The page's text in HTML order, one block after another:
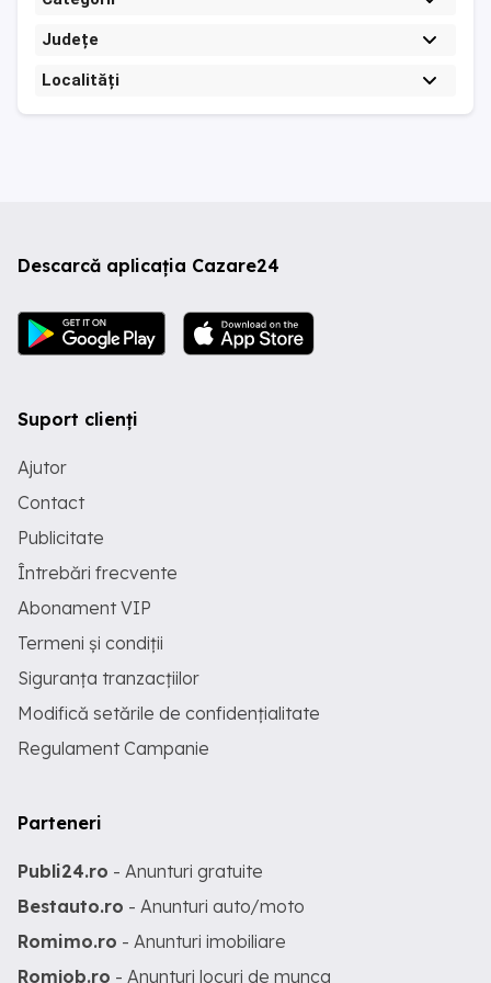
Județe
Localități
Descarcă aplicația Cazare24
Suport clienți
Ajutor
Contact
Publicitate
Întrebări frecvente
Abonament VIP
Termeni și condiții
Siguranța tranzacțiilor
Modifică setările de confidențialitate
Regulament Campanie
Parteneri
Publi24.ro - Anunturi gratuite
Bestauto.ro - Anunturi auto/moto
Romimo.ro - Anunturi imobiliare
Romjob.ro - Anunturi locuri de munca